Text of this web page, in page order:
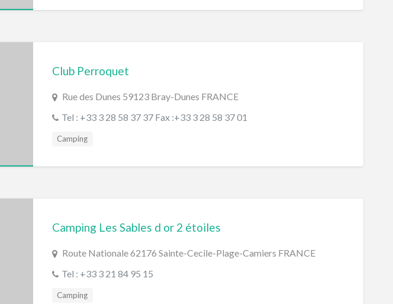
Club Perroquet
Rue des Dunes 59123 Bray-Dunes FRANCE
Tel : +33 3 28 58 37 37 Fax :+33 3 28 58 37 01
Camping
Camping Les Sables d or 2 étoiles
Route Nationale 62176 Sainte-Cecile-Plage-Camiers FRANCE
Tel : +33 3 21 84 95 15
Camping